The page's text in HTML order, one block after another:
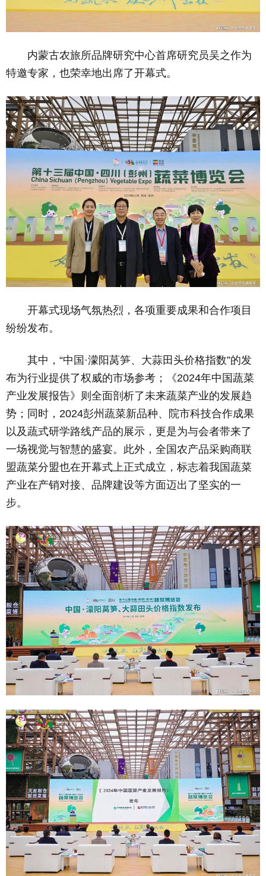
内蒙古农旅所品牌研究中心首席研究员吴之作为
特邀专家，也荣幸地出席了开幕式。
开幕式现场气氛热烈，各项重要成果和合作项目
纷纷发布。
其中，“中国·濛阳莴笋、大蒜田头价格指数”的发
布为行业提供了权威的市场参考；《2024年中国蔬菜
产业发展报告》则全面剖析了未来蔬菜产业的发展趋
势；同时，2024彭州蔬菜新品种、院市科技合作成果
以及蔬式研学路线产品的展示，更是为与会者带来了
一场视觉与智慧的盛宴。此外，全国农产品采购商联
盟蔬菜分盟也在开幕式上正式成立，标志着我国蔬菜
产业在产销对接、品牌建设等方面迈出了坚实的一
步。